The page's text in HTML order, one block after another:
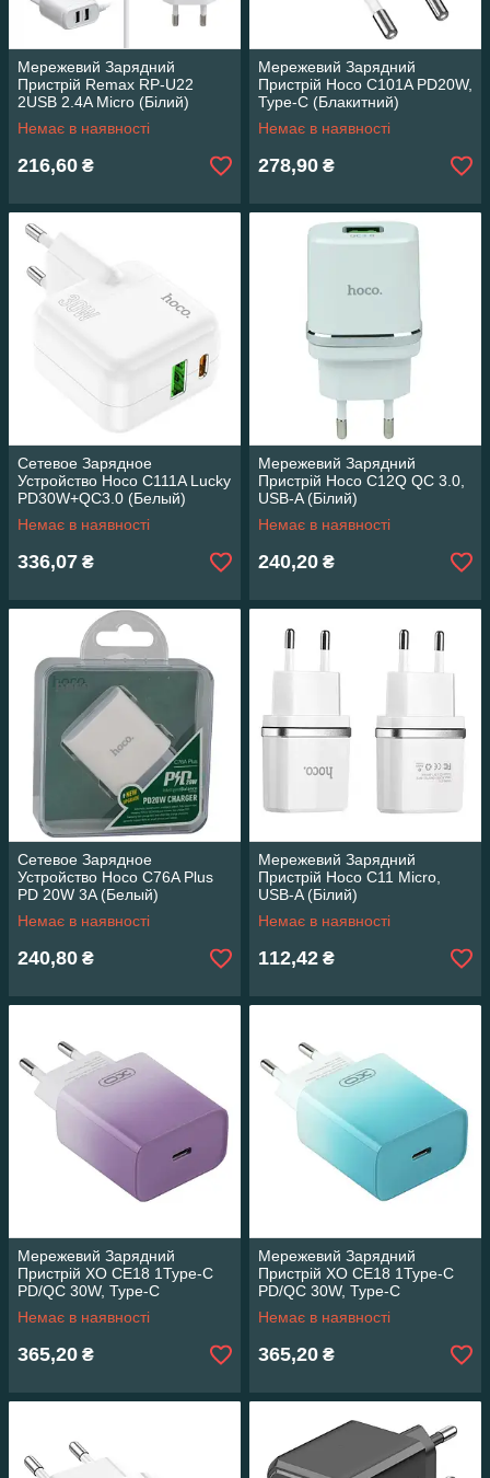
Мережевий Зарядний
Пристрій Remax RP-U22
2USB 2.4A Micro (Білий)
Немає в наявності
216,60 ₴
Мережевий Зарядний
Пристрій Hoco C101A PD20W,
Type-C (Блакитний)
Немає в наявності
278,90 ₴
Сетевое Зарядное
Устройство Hoco C111A Lucky
PD30W+QC3.0 (Белый)
Немає в наявності
336,07 ₴
Мережевий Зарядний
Пристрій Hoco C12Q QC 3.0,
USB-A (Білий)
Немає в наявності
240,20 ₴
Сетевое Зарядное
Устройство Hoco C76A Plus
PD 20W 3A (Белый)
Немає в наявності
240,80 ₴
Мережевий Зарядний
Пристрій Hoco C11 Micro,
USB-A (Білий)
Немає в наявності
112,42 ₴
Мережевий Зарядний
Пристрій XO CE18 1Type-C
PD/QC 30W, Type-C
(Фіолетовий) 28325
Немає в наявності
365,20 ₴
Мережевий Зарядний
Пристрій XO CE18 1Type-C
PD/QC 30W, Type-C
(Блакитний) 28325
Немає в наявності
365,20 ₴